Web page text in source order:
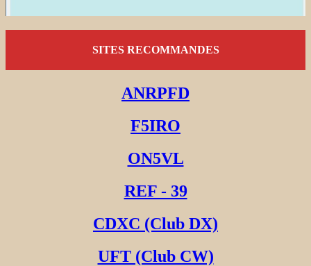
SITES RECOMMANDES
ANRPFD
F5IRO
ON5VL
REF - 39
CDXC (Club DX)
UFT (Club CW)